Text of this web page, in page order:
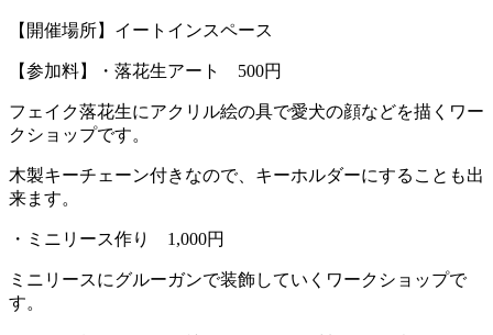
【開催場所】イートインスペース
【参加料】・落花生アート 500円
フェイク落花生にアクリル絵の具で愛犬の顔などを描くワー
クショップです。
木製キーチェーン付きなので、キーホルダーにすることも出
来ます。
・ミニリース作り 1,000円
ミニリースにグルーガンで装飾していくワークショップで
す。